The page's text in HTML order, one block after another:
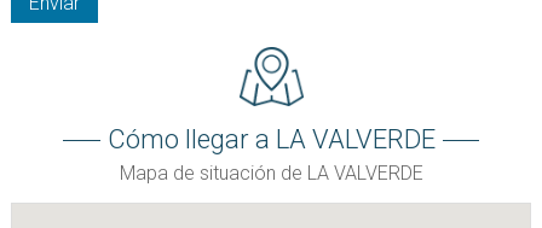
Cómo llegar a LA VALVERDE
Mapa de situación de LA VALVERDE